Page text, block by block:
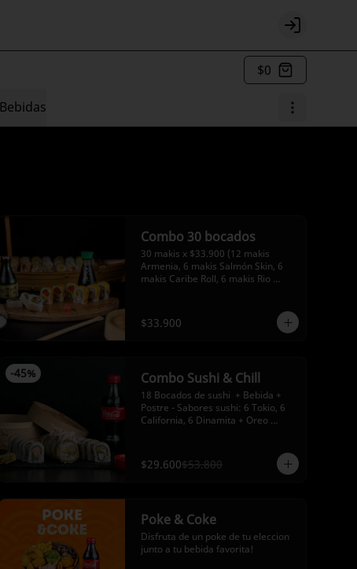
Login
$0
Bebidas
Combo 30 bocados
30 makis x $33.900 (12 makis
Armenia, 6 makis Salmón Skin, 6
makis Caribe Roll, 6 makis Rio
$33.900
-45% Combo Sushi & Chill
18 Bocados de sushi  + Bebida +
Postre - Sabores sushi: 6 Tokio, 6
California, 6 Dinamita + Oreo
$29.600$53.800
Poke & Coke
Disfruta de un poke de tu eleccion
junto a tu bebida favorita!